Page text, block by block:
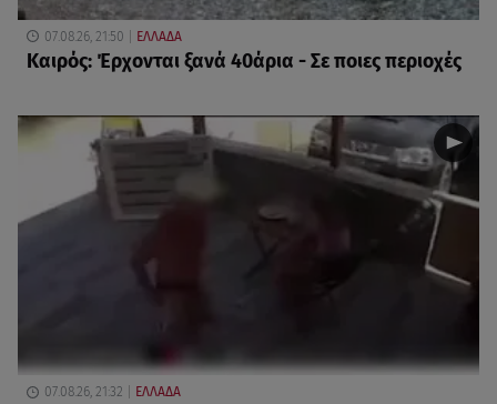
07.08.26, 21:50 ΕΛΛΑΔΑ
Καιρός: Έρχονται ξανά 40άρια - Σε ποιες περιοχές
07.08.26, 21:32 ΕΛΛΑΔΑ